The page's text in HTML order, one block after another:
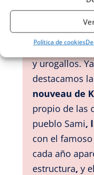
Política de cookies
una
más ricas en
podemos
ciervos en
y urogallos.
destacamos la
nouveau de
propio de las
pueblo Sami,
con el famoso
cada año
estructura, y